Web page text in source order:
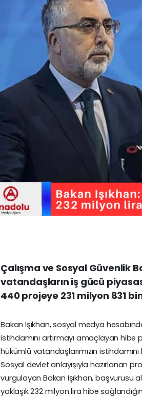
Çalışma ve Sosyal Güvenlik
vatandaşların iş gücü
440 projeye 231 milyon 831
Bakan Işıkhan, sosyal medya
istihdamını artırmayı amaçlayan hibe
hükümlü vatandaşlarımızın
Sosyal devlet anlayışıyla hazırlanan
vurgulayan Bakan Işıkhan, başvurusu
yaklaşık 232 milyon lira hibe